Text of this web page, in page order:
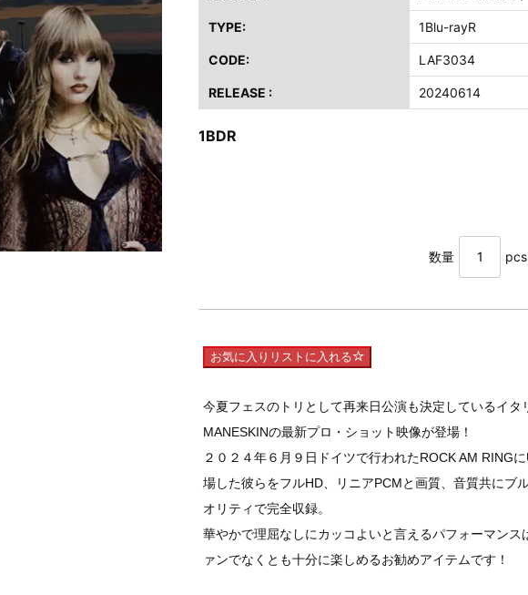
リアム・ギャラガー / 2024年6月1日 英国シェフィールド公演 完全収録！
メガデス / 2023年8月4日 ドイツ W.O.A. 公演 FHD 完全収録！
ユーライア・ヒープ / 2023年8月3日 ドイツ W.O.A. 公演 FHD 完全収録！
ジャーニー / 1979年5月8+9日 コロラド州 2公演 SBD 完全収録！
TYPE: 1Blu-rayR
CODE: LAF3034
RELEASE : 20240614
1BDR
数量 pcs
お気に入りリストに入れる
今夏フェスのトリとして再来日公演も決定しているイタ
MANESKINの最新プロ・ショット映像が登場！
２０２４年６月９日ドイツで行われたROCK AM RING
場した彼らをフルHD、リニアPCMと画質、音質共にブ
オリティで完全収録。
華やかで理屈なしにカッコよいと言えるパフォーマンス
ァンでなくとも十分に楽しめるお勧めアイテムです！